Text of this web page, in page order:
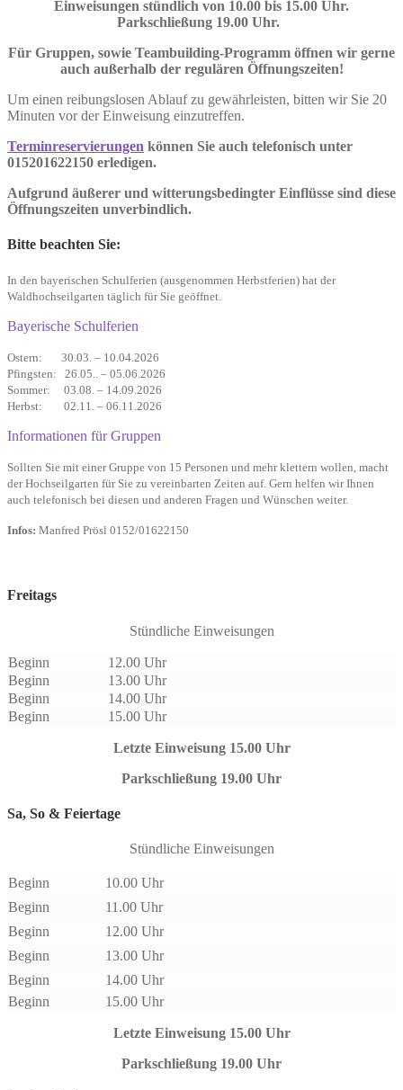
Einweisungen stündlich von 10.00 bis 15.00 Uhr.
Parkschließung 19.00 Uhr.
Für Gruppen, sowie Teambuilding-Programm öffnen wir gerne
auch außerhalb der regulären Öffnungszeiten!
Um einen reibungslosen Ablauf zu gewährleisten, bitten wir Sie 20
Minuten vor der Einweisung einzutreffen.
Terminreservierungen können Sie auch telefonisch unter
015201622150 erledigen.
Aufgrund äußerer und witterungsbedingter Einflüsse sind diese
Öffnungszeiten unverbindlich.
Bitte beachten Sie:
In den bayerischen Schulferien (ausgenommen Herbstferien) hat der
Waldhochseilgarten täglich für Sie geöffnet.
Bayerische Schulferien
Ostern: 30.03. – 10.04.2026
Pfingsten: 26.05.. – 05.06.2026
Sommer: 03.08. – 14.09.2026
Herbst: 02.11. – 06.11.2026
Informationen für Gruppen
Sollten Sie mit einer Gruppe von 15 Personen und mehr klettern wollen, macht
der Hochseilgarten für Sie zu vereinbarten Zeiten auf. Gern helfen wir Ihnen
auch telefonisch bei diesen und anderen Fragen und Wünschen weiter.
Infos: Manfred Prösl 0152/01622150
Freitags
Stündliche Einweisungen
Beginn
12.00 Uhr
Beginn
13.00 Uhr
Beginn
14.00 Uhr
Beginn
15.00 Uhr
Letzte Einweisung 15.00 Uhr
Parkschließung 19.00 Uhr
Sa, So & Feiertage
Stündliche Einweisungen
Beginn
10.00 Uhr
Beginn
11.00 Uhr
Beginn
12.00 Uhr
Beginn
13.00 Uhr
Beginn
14.00 Uhr
Beginn
15.00 Uhr
Letzte Einweisung 15.00 Uhr
Parkschließung 19.00 Uhr